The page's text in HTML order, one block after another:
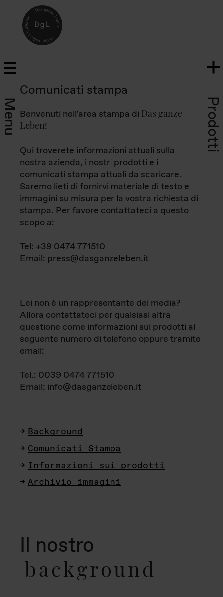
Menu Prodotti
Comunicati stampa
Benvenuti nell'area stampa di Das ganze
Leben!
Qui troverete informazioni attuali sulla
nostra azienda, i nostri prodotti e i
comunicati stampa attuali da scaricare.
Saremo lieti di fornirvi materiale di testo e
immagini su misura per la vostra richiesta di
stampa. Per favore contattateci a questo
scopo a:
Tel: +39 0474 771510
Email: press@dasganzeleben.it
Lei non è un rappresentante dei media?
Allora contattateci per qualsiasi altra
questione come informazioni sui prodotti al
seguente numero di telefono oppure tramite
email:
Tel.: 0039 0474 771510
Email: info@dasganzeleben.it
Background
Comunicati Stampa
Informazioni sui prodotti
Archivio immagini
Il nostro
background